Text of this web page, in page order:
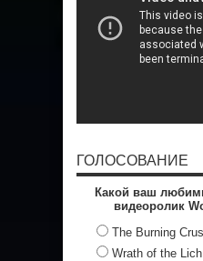
ГОЛОСОВАНИЕ
Какой ваш
видеоролик
The Burning
Wrath of the